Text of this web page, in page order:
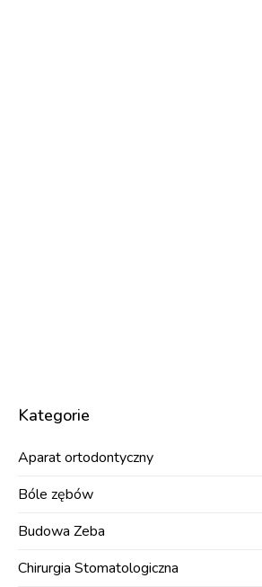
Kategorie
Aparat ortodontyczny
Bóle zębów
Budowa Zeba
Chirurgia Stomatologiczna